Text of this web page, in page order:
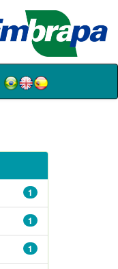
1
1
1